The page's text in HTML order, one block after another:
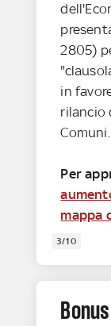
2805)
in
rilancio
Comuni.
Per
mappa
3/10